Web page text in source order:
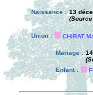
Naissance : 13
Union : CHIRAT
Mariage :
Enfant :